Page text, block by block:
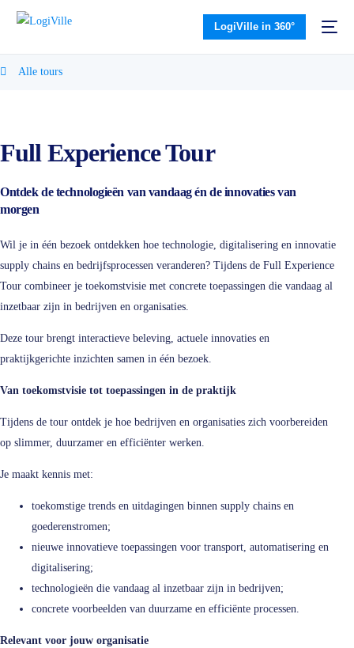
LogiVille in 360°
Alle tours
Full Experience Tour
Ontdek de technologieën van vandaag én de innovaties van
morgen
Wil je in één bezoek ontdekken hoe technologie, digitalisering en innovatie
supply chains en bedrijfsprocessen veranderen? Tijdens de Full Experience
Tour combineer je toekomstvisie met concrete toepassingen die vandaag al
inzetbaar zijn in bedrijven en organisaties.
Deze tour brengt interactieve beleving, actuele innovaties en
praktijkgerichte inzichten samen in één bezoek.
Van toekomstvisie tot toepassingen in de praktijk
Tijdens de tour ontdek je hoe bedrijven en organisaties zich voorbereiden
op slimmer, duurzamer en efficiënter werken.
Je maakt kennis met:
toekomstige trends en uitdagingen binnen supply chains en
goederenstromen;
nieuwe innovatieve toepassingen voor transport, automatisering en
digitalisering;
technologieën die vandaag al inzetbaar zijn in bedrijven;
concrete voorbeelden van duurzame en efficiënte processen.
Relevant voor jouw organisatie